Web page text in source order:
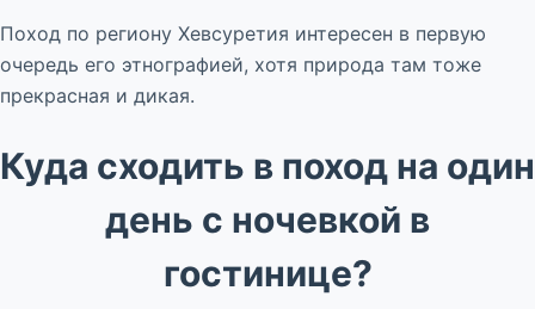
Поход по региону Хевсуретия интересен в первую
очередь его этнографией, хотя природа там тоже
прекрасная и дикая.
Куда сходить в поход на один
день с ночевкой в
гостинице?